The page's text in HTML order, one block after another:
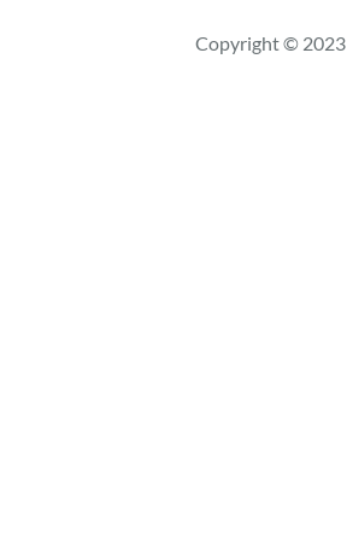
a
Copyright © 2023